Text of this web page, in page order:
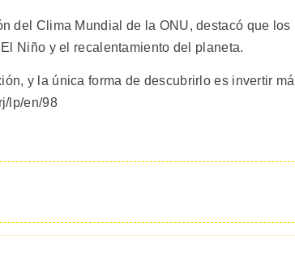
del Clima Mundial de la ONU, destacó que los
Niño y el recalentamiento del planeta.
y la única forma de descubrirlo es invertir
lp/en/98